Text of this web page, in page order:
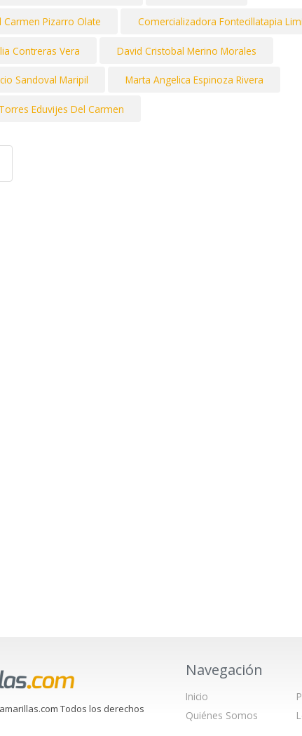
Carmen Pizarro Olate Comercializadora Fontecillatapia
Contreras Vera David Cristobal Merino Morales
Sandoval Maripil Marta Angelica Espinoza Rivera
Eduvijes Del Carmen
Todos los derechos
Navegación
Inicio
Quiénes Somos